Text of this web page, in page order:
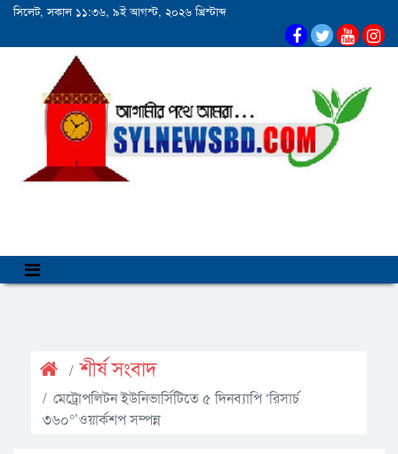
সিলেট, সকাল ১১:৩৬, ৯ই আগস্ট, ২০২৬ খ্রিস্টাব্দ
শীর্ষ সংবাদ
মেট্রোপলিটন ইউনিভার্সিটিতে ৫ দিনব্যাপি ‘রিসার্চ
৩৬০°’ওয়ার্কশপ সম্পন্ন